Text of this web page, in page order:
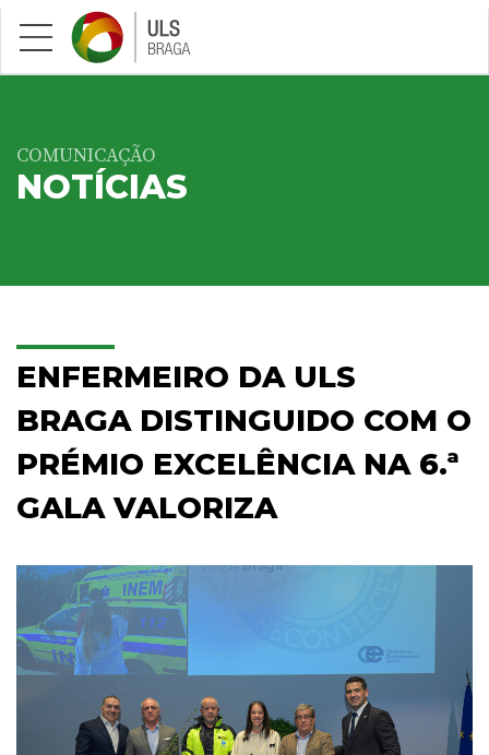
Saltar para conteúdo principal
COMUNICAÇÃO
NOTÍCIAS
ENFERMEIRO DA ULS
BRAGA DISTINGUIDO COM O
PRÉMIO EXCELÊNCIA NA 6.ª
GALA VALORIZA